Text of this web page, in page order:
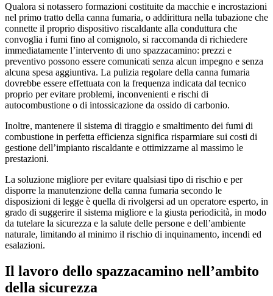
Qualora si notassero formazioni costituite da macchie e incrostazioni
nel primo tratto della canna fumaria, o addirittura nella tubazione che
connette il proprio dispositivo riscaldante alla conduttura che
convoglia i fumi fino al comignolo, si raccomanda di richiedere
immediatamente l’intervento di uno spazzacamino: prezzi e
preventivo possono essere comunicati senza alcun impegno e senza
alcuna spesa aggiuntiva. La pulizia regolare della canna fumaria
dovrebbe essere effettuata con la frequenza indicata dal tecnico
proprio per evitare problemi, inconvenienti e rischi di
autocombustione o di intossicazione da ossido di carbonio.
Inoltre, mantenere il sistema di tiraggio e smaltimento dei fumi di
combustione in perfetta efficienza significa risparmiare sui costi di
gestione dell’impianto riscaldante e ottimizzarne al massimo le
prestazioni.
La soluzione migliore per evitare qualsiasi tipo di rischio e per
disporre la manutenzione della canna fumaria secondo le
disposizioni di legge è quella di rivolgersi ad un operatore esperto, in
grado di suggerire il sistema migliore e la giusta periodicità, in modo
da tutelare la sicurezza e la salute delle persone e dell’ambiente
naturale, limitando al minimo il rischio di inquinamento, incendi ed
esalazioni.
Il lavoro dello spazzacamino nell’ambito
della sicurezza